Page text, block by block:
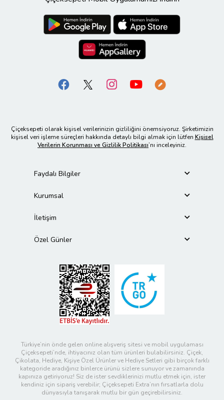
Çiçeksepeti olarak kişisel verilerinizin gizliliğini önemsiyoruz. Şirketimizin
kişisel veri işleme süreçleri hakkında detaylı bilgi almak için lütfen Kişisel
Verilerin Korunması ve Gizlilik Politikası’nı inceleyiniz.
Faydalı Bilgiler
Kurumsal
İletişim
Özel Günler
Türkiye’nin önde gelen online alışveriş sitesi ve mobil uygulaması
Çiçeksepeti’nde, ihtiyacınız olan tüm ürünleri bulabilirsiniz. Çiçek,
Çikolata, Hediye, Kişiye Özel Ürünler ve Hediye Setleri gibi birçok farklı
kategoride aradığınız binlerce ürünü sizlere sunuyor ve zamanında
kapınıza getiriyoruz! Siz de ister sevdiklerinizi mutlu etmek için, ister
kendiniz için sipariş verebilir; Çiçeksepeti Extra’nın fırsatlarla dolu
dünyasıyla tanışarak mutlu bir gün geçirebilirsiniz.